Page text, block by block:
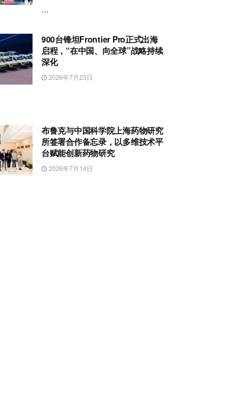
...
900台锋坦Frontier Pro正式出海
启程，“在中国、向全球”战略持续
深化
2026年7月23日
布鲁克与中国科学院上海药物研究
所签署合作备忘录，以多维技术平
台赋能创新药物研究
2026年7月14日